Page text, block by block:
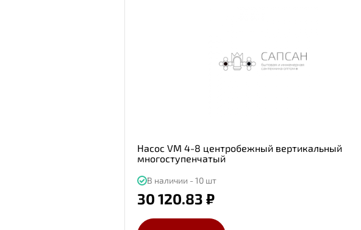
Насос VM 4-8 центробежный вертикальный
многоступенчатый
В наличии - 10 шт
30 120.83 ₽